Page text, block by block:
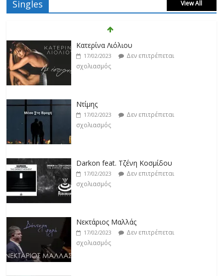
Singles View All
Κατερίνα Λιόλιου
17/02/2023
Δεν επιτρέπεται
σχολιασμός
Ντίμης
17/02/2023
Δεν επιτρέπεται
σχολιασμός
Darkon feat. Τζένη Κοσμίδου
17/02/2023
Δεν επιτρέπεται
σχολιασμός
Νεκτάριος Μαλλάς
17/02/2023
Δεν επιτρέπεται
σχολιασμός